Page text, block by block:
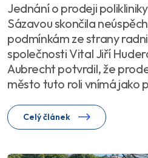
Jednání o prodeji
Sázavou skončila
podmínkám ze strany
společnosti Vital Jiří
Aubrecht potvrdil, že
město tuto roli vnímá jako
Celý článek